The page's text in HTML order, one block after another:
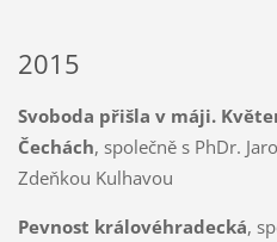
2015
Svoboda přišla v máji.
Čechách, společně s PhDr.
Zdeňkou Kulhavou
Pevnost královéhradecká,